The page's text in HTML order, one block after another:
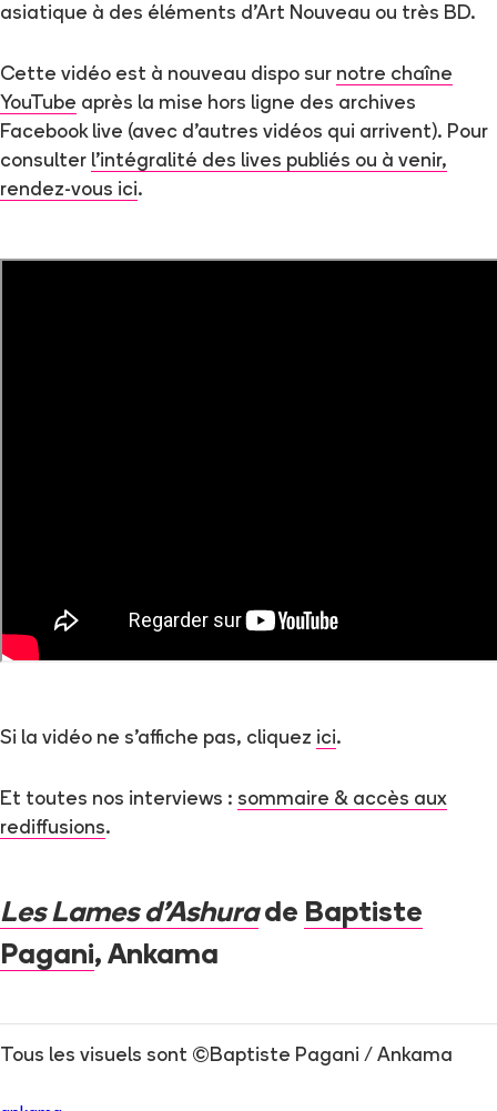
asiatique à des éléments d’Art Nouveau ou très BD.
Cette vidéo est à nouveau dispo sur notre chaîne
YouTube après la mise hors ligne des archives
Facebook live (avec d’autres vidéos qui arrivent). Pour
consulter l’intégralité des lives publiés ou à venir,
rendez-vous ici.
Si la vidéo ne s’affiche pas, cliquez ici.
Et toutes nos interviews : sommaire & accès aux
rediffusions.
Les Lames d’Ashurade Baptiste
Pagani, Ankama
Tous les visuels sont ©Baptiste Pagani / Ankama